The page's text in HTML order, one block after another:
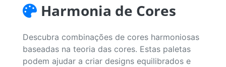
Harmonia de Cores
Descubra combinações de cores harmoniosas
baseadas na teoria das cores. Estas paletas
podem ajudar a criar designs equilibrados e